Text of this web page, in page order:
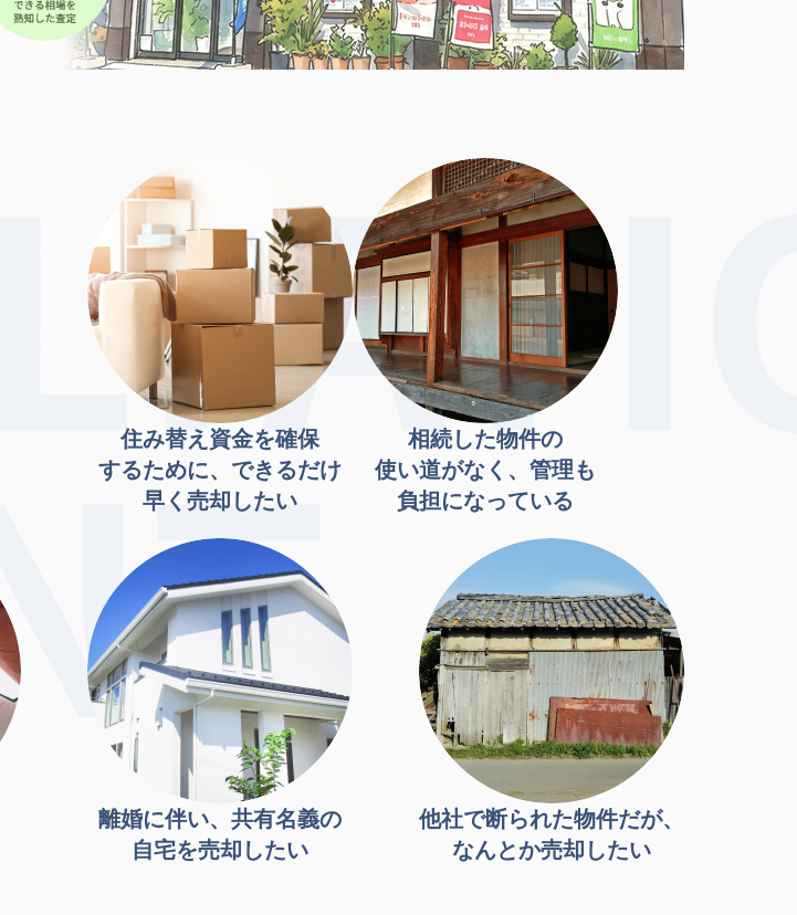
住み替え資金を確保
するために、できるだけ
早く売却したい
相続した物件の
使い道がなく、管理も
負担になっている
離婚に伴い、共有名義の
自宅を売却したい
他社で断られた物件だが、
なんとか売却したい